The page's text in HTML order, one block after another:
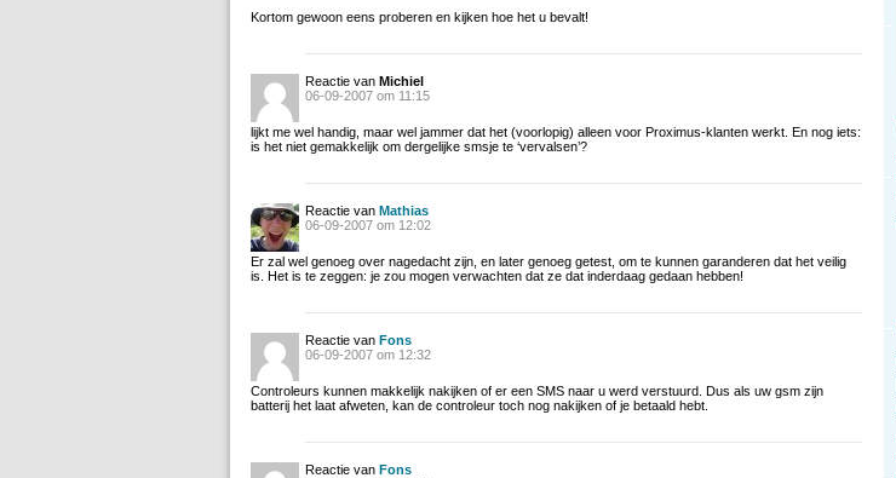
Kortom gewoon eens proberen en kijken hoe het u bevalt!
Reactie van Michiel
06-09-2007 om 11:15
lijkt me wel handig, maar wel jammer dat het (voorlopig) alleen voor Proximus-klanten werkt. En nog iets:
is het niet gemakkelijk om dergelijke smsje te ‘vervalsen’?
Reactie van Mathias
06-09-2007 om 12:02
Er zal wel genoeg over nagedacht zijn, en later genoeg getest, om te kunnen garanderen dat het veilig
is. Het is te zeggen: je zou mogen verwachten dat ze dat inderdaag gedaan hebben!
Reactie van Fons
06-09-2007 om 12:32
Controleurs kunnen makkelijk nakijken of er een SMS naar u werd verstuurd. Dus als uw gsm zijn
batterij het laat afweten, kan de controleur toch nog nakijken of je betaald hebt.
Reactie van Fons